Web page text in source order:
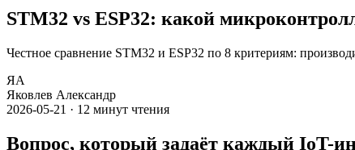
STM32 vs ESP32: какой
Честное сравнение STM32 и ESP32 по 8 критериям:
ЯА
Яковлев Александр
2026-05-21 · 12 минут чтения
Вопрос, который задаёт каждый IoT-